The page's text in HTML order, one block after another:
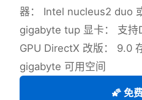
器： Intel nucleus2 duo
gigabyte tup 显卡： 支持
GPU DirectX 改版： 9.0
gigabyte 可用空间
🌠 免